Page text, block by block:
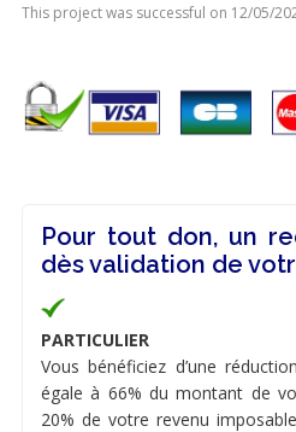
This project was successful on 12/05/
Pour tout don, un
dès validation de
PARTICULIER
Vous bénéficiez d’une
égale à 66% du montant de
20% de votre revenu